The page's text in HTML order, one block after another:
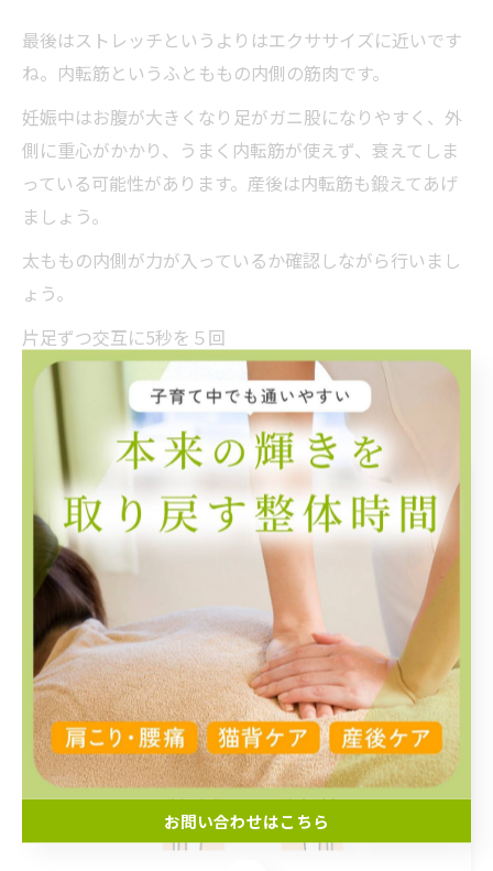
最後はストレッチというよりはエクササイズに近いです
ね。内転筋というふとももの内側の筋肉です。
妊娠中はお腹が大きくなり足がガニ股になりやすく、外
側に重心がかかり、うまく内転筋が使えず、衰えてしま
っている可能性があります。産後は内転筋も鍛えてあげ
ましょう。
太ももの内側が力が入っているか確認しながら行いまし
ょう。
片足ずつ交互に5秒を５回
お問い合わせはこちら